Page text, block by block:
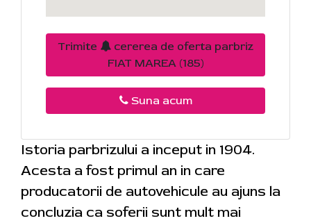
Trimite
cererea de oferta parbriz
FIAT MAREA (185)
Suna acum
Istoria parbrizului a inceput in 1904.
Acesta a fost primul an in care
producatorii de autovehicule au ajuns la
concluzia ca soferii sunt mult mai